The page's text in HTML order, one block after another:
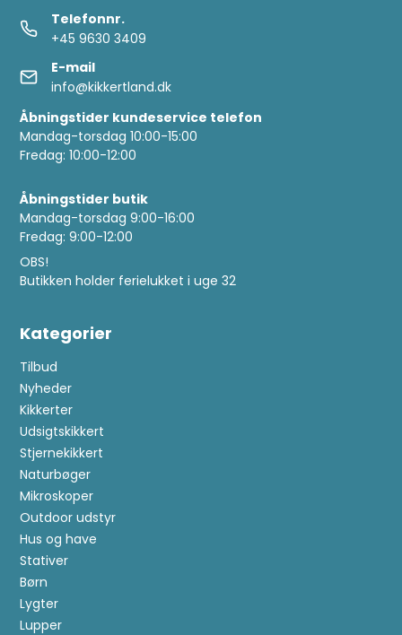
Telefonnr.
+45 9630 3409
E-mail
info@kikkertland.dk
Åbningstider kundeservice telefon
Mandag-torsdag 10:00-15:00
Fredag: 10:00-12:00
Åbningstider butik
Mandag-torsdag 9:00-16:00
Fredag: 9:00-12:00
OBS!
Butikken holder ferielukket i uge 32
Kategorier
Tilbud
Nyheder
Kikkerter
Udsigtskikkert
Stjernekikkert
Naturbøger
Mikroskoper
Outdoor udstyr
Hus og have
Stativer
Børn
Lygter
Lupper